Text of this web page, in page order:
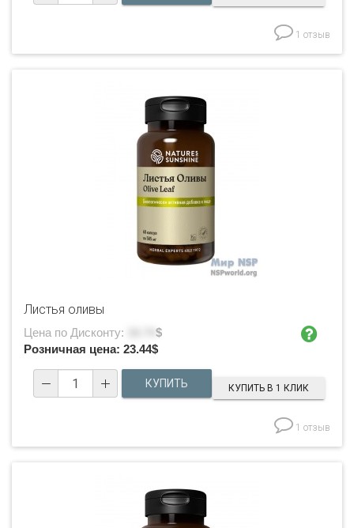
1 отзыв
Листья оливы
Цена по Дисконту:
$
Розничная цена: 23.44$
КУПИТЬ В 1 КЛИК
1 отзыв